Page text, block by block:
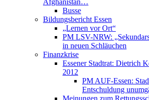
Afghanistan…
Busse
Bildungsbericht Essen
„Lernen vor Ort“
PM LSV-NRW:
in neuen Schläuchen
Finanzkrise
Essener Stadtrat: Dietrich
2012
PM AUF-Essen:
Entschuldung
Meinungen zum